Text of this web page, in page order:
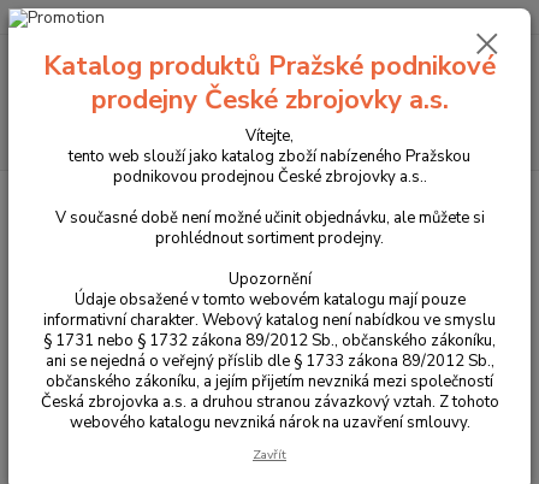
Menu
+420 225 375 800
série CZ Shadow
Unikátní celoocelové velkokapacitní SA/DA pistole pro
sebeobranu, služební účely i sportovní střelbu podle pravidel
IPSC
Modely řady CZ 75 SP-01 představují skutečně univerzální krátké
palné zbraně současnosti. Tyto pistole byly vyvinuty ve spolupráci
s příslušníky elitních zásahových jednotek a nejlepších
Katalog produktů Pražské podnikové
prodejny České zbrojovky a.s.
Vítejte,
tento web slouží jako katalog zboží nabízeného Pražskou
podnikovou prodejnou České zbrojovky a.s..
V současné době není možné učinit objednávku, ale můžete si
prohlédnout sortiment prodejny.
Upozornění
Údaje obsažené v tomto webovém katalogu mají pouze
informativní charakter. Webový katalog není nabídkou ve smyslu
§ 1731 nebo § 1732 zákona 89/2012 Sb., občanského zákoníku,
ani se nejedná o veřejný příslib dle § 1733 zákona 89/2012 Sb.,
občanského zákoníku, a jejím přijetím nevzniká mezi společností
Česká zbrojovka a.s. a druhou stranou závazkový vztah. Z tohoto
webového katalogu nevzniká nárok na uzavření smlouvy.
Zavřít